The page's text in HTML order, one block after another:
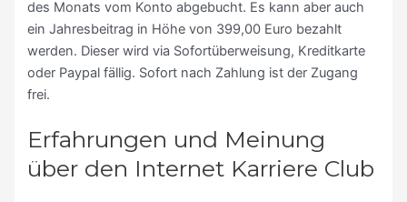
des Monats vom Konto abgebucht. Es kann aber auch
ein Jahresbeitrag in Höhe von 399,00 Euro bezahlt
werden. Dieser wird via Sofortüberweisung, Kreditkarte
oder Paypal fällig. Sofort nach Zahlung ist der Zugang
frei.
Erfahrungen und Meinung
über den Internet Karriere Club